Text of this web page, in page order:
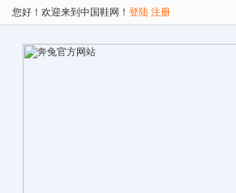
您好！欢迎来到中国鞋网！ 登陆 注册